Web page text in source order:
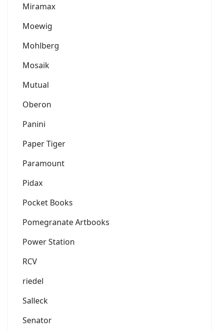
Miramax
Moewig
Mohlberg
Mosaik
Mutual
Oberon
Panini
Paper Tiger
Paramount
Pidax
Pocket Books
Pomegranate Artbooks
Power Station
RCV
riedel
Salleck
Senator